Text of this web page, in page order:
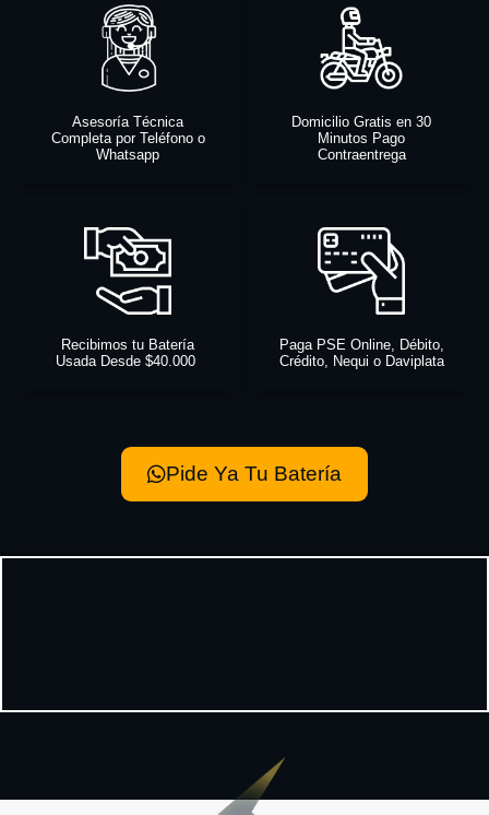
Asesoría Técnica
Completa por Teléfono o
Whatsapp
Domicilio Gratis en 30
Minutos Pago
Contraentrega
Recibimos tu Batería
Usada Desde $40.000
Paga PSE Online, Débito,
Crédito, Nequi o Daviplata
Pide Ya Tu Batería